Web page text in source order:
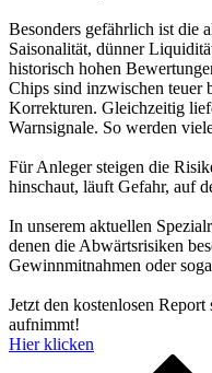
Besonders gefährlich ist die
Saisonalität, dünner
historisch hohen
Chips sind inzwischen teuer
Korrekturen. Gleichzeitig
Warnsignale. So werden
Für Anleger steigen die
hinschaut, läuft Gefahr, auf
In unserem aktuellen
denen die Abwärtsrisiken
Gewinnmitnahmen oder
Jetzt den kostenlosen
aufnimmt!
Hier klicken